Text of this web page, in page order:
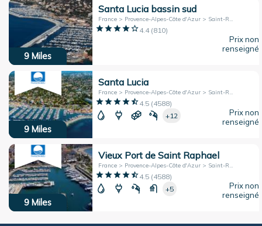
9 Miles
Santa Lucia bassin sud
France > Provence-Alpes-Côte d'Azur > Saint-Raphaël
4.4(810)
Prix non
renseigné
9 Miles
Santa Lucia
France > Provence-Alpes-Côte d'Azur > Saint-Raphael
4.5(4588)
+12
Prix non
renseigné
9 Miles
Vieux Port de Saint Raphael
France > Provence-Alpes-Côte d'Azur > Saint-Raphaël
4.5(4588)
+5
Prix non
renseigné